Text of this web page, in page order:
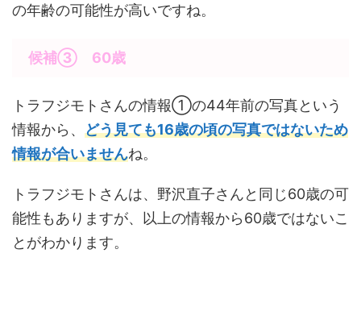
の年齢の可能性が高いですね。
候補③ 60歳
トラフジモトさんの情報①の44年前の写真という
情報から、 どう見ても16歳の頃の写真ではないため
情報が合いませんね。
トラフジモトさんは、野沢直子さんと同じ60歳の可
能性もありますが、以上の情報から60歳ではないこ
とがわかります。